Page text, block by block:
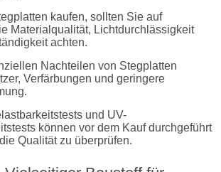
kaufen, sollten Sie auf
Materialqualität, Lichtdurchlässigkeit
achten.
Nachteilen von Stegplatten
Verfärbungen und geringere
und UV-
können vor dem Kauf durchgeführt
Qualität zu überprüfen.